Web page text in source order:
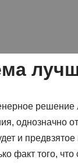
однозначно
и
факт того,